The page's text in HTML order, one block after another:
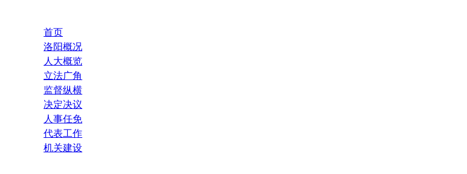
首页
洛阳概况
人大概览
立法广角
监督纵横
决定决议
人事任免
代表工作
机关建设